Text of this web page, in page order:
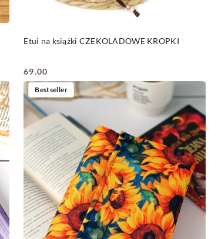
Etui na książki CZEKOLADOWE KROPKI
Cena:
69.00
Bestseller